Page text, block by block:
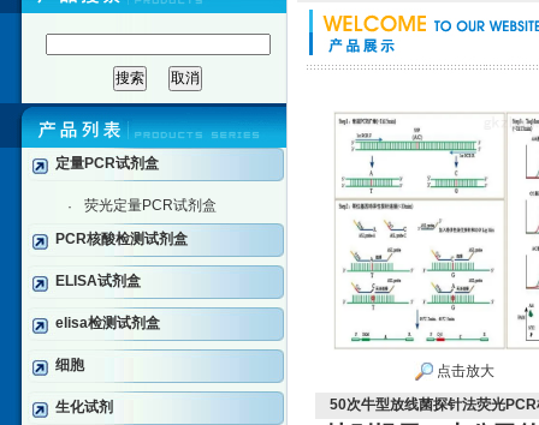
定量PCR试剂盒
·
荧光定量PCR试剂盒
PCR核酸检测试剂盒
ELISA试剂盒
elisa检测试剂盒
细胞
生化试剂
点击放大
50次牛型放线菌探针法荧光